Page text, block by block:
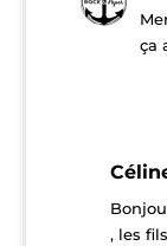
ça
, les